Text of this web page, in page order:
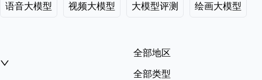
语音大模型 视频大模型 大模型评测 绘画大模型
全部地区
全部类型